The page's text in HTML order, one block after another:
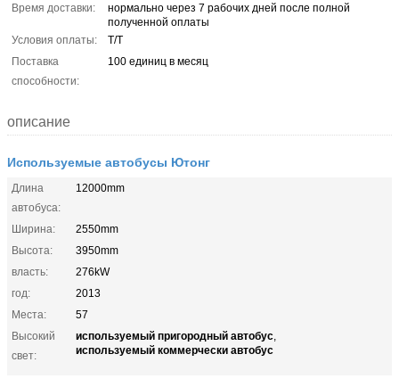
Время доставки:
нормально через 7 рабочих дней после полной
полученной оплаты
Условия оплаты:
T/T
Поставка
способности:
100 единиц в месяц
описание
Используемые автобусы Ютонг
Длина
автобуса:
12000mm
Ширина:
2550mm
Высота:
3950mm
власть:
276kW
год:
2013
Места:
57
Высокий
свет:
используемый пригородный автобус,
используемый коммерчески автобус